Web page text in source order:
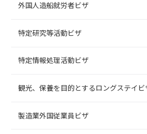
外国人造船就労者ビザ
特定研究等活動ビザ
特定情報処理活動ビザ
観光、保養を目的とするロングステイビ
製造業外国従業員ビザ